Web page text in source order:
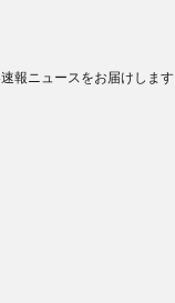
報ニュースをお届けします